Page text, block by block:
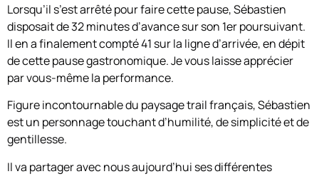
Lorsqu’il s’est arrêté pour faire cette pause, Sébastien
disposait de 32 minutes d’avance sur son 1er poursuivant.
Il en a finalement compté 41 sur la ligne d’arrivée, en dépit
de cette pause gastronomique. Je vous laisse apprécier
par vous-même la performance.
Figure incontournable du paysage trail français, Sébastien
est un personnage touchant d’humilité, de simplicité et de
gentillesse.
Il va partager avec nous aujourd’hui ses différentes